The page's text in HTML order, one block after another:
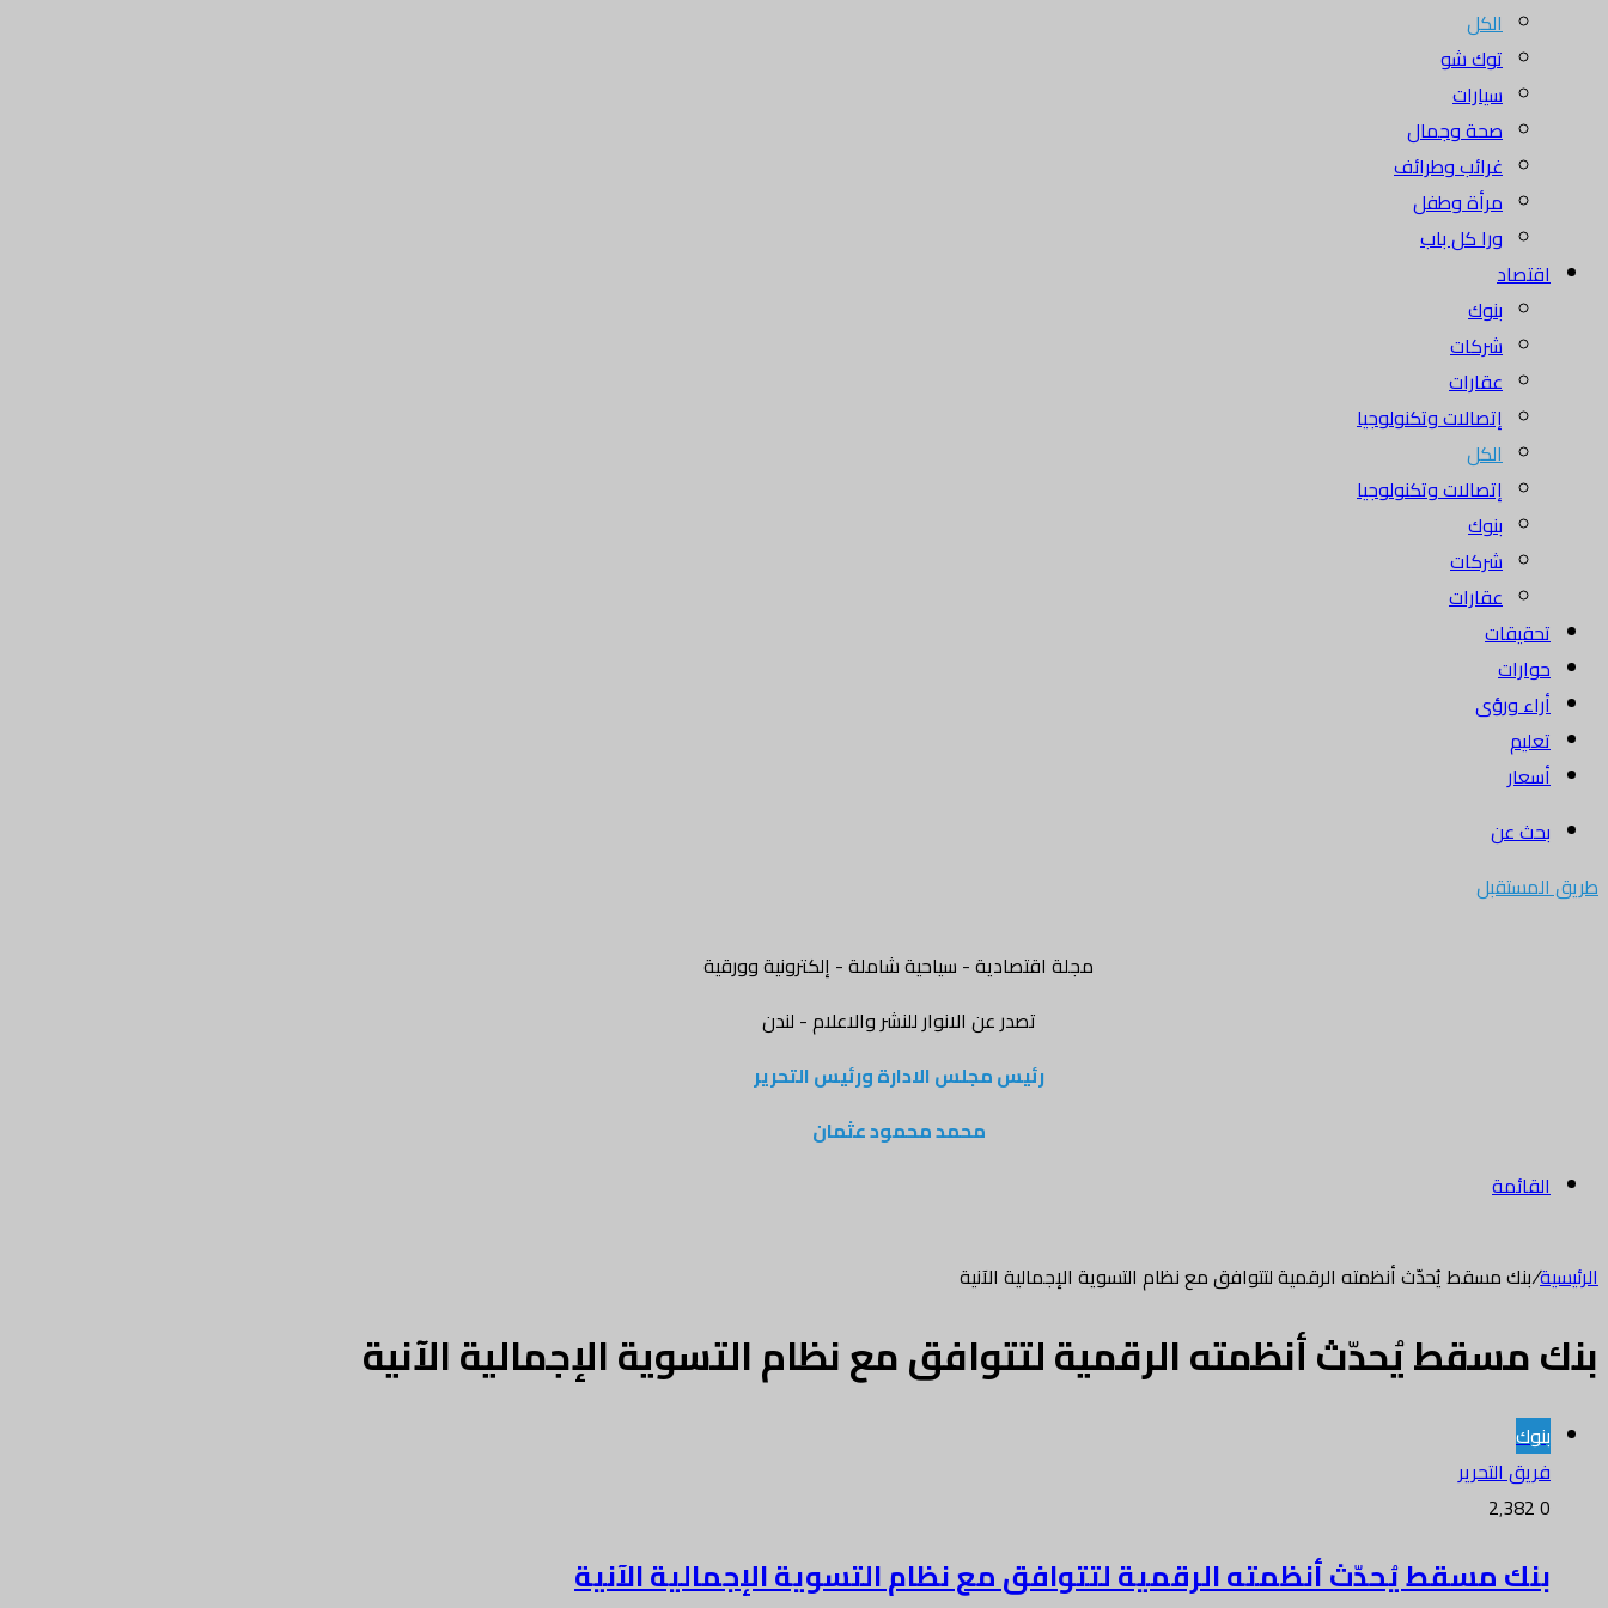
الكل
توك شو
سيارات
صحة وجمال
غرائب وطرائف
مرأة وطفل
ورا كل باب
اقتصاد
بنوك
شركات
عقارات
إتصالات وتكنولوجيا
الكل
إتصالات وتكنولوجيا
بنوك
شركات
عقارات
تحقيقات
حوارات
أراء ورؤى
تعليم
أسعار
بحث عن
طريق المستقبل
مجلة اقتصادية - سياحية شاملة - إلكترونية وورقية
تصدر عن الانوار للنشر والاعلام - لندن
رئيس مجلس الادارة ورئيس التحرير
محمد محمود عثمان
القائمة
الرئيسية/بنك مسقط يُحدّث أنظمته الرقمية لتتوافق مع نظام التسوية الإجمالية الآنية
بنك مسقط يُحدّث أنظمته الرقمية لتتوافق مع نظام التسوية الإجمالية الآنية
بنوك
فريق التحرير
0
بنك مسقط يُحدّث أنظمته الرقمية لتتوافق مع نظام التسوية الإجمالية الآنية